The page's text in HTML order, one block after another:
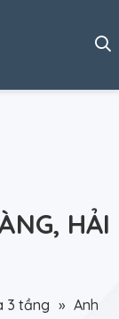
HẢI
3 tầng » Anh